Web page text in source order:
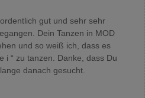
gut und sehr sehr
Dein Tanzen in MOD
und so weiß ich, dass es
i “ zu tanzen. Danke, dass Du
danach gesucht.